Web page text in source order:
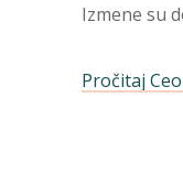
Izmene su
Pročitaj